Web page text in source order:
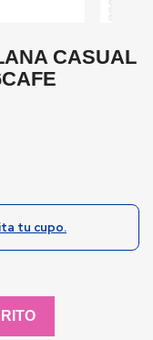
CASUAL
tu cupo.